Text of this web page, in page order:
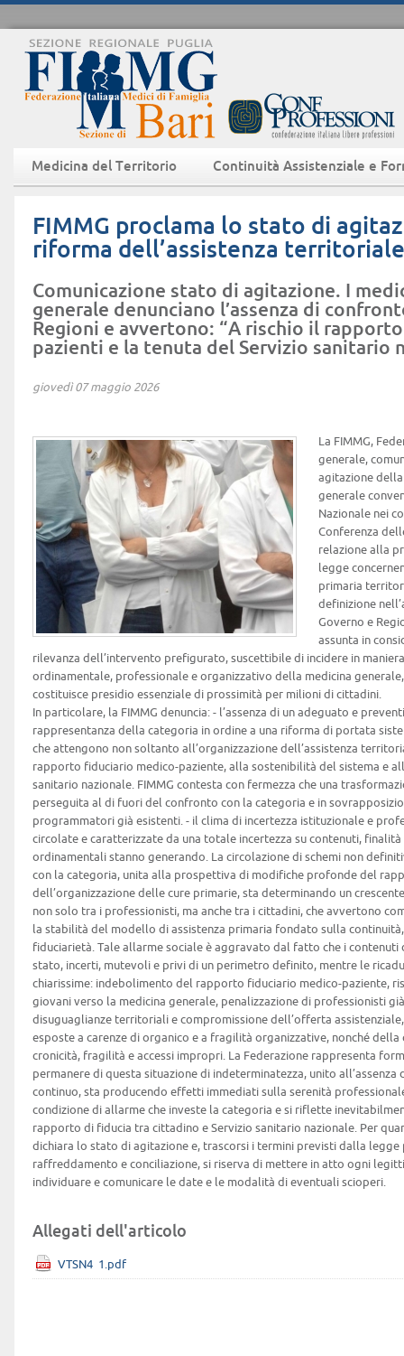
Medicina del Territorio Continuità Assistenziale e
FIMMG proclama lo stato di
riforma dell’assistenza territoriale
Comunicazione stato di agitazione. I
generale denunciano l’assenza di
Regioni e avvertono: “A rischio il
pazienti e la tenuta del Servizio sanitario
giovedì 07 maggio 2026
La FIMMG,
generale,
agitazione
generale
Nazionale nei
Conferenza
relazione alla
legge
primaria
definizione
Governo e
assunta in
rilevanza dell’intervento prefigurato, suscettibile di incidere in
ordinamentale, professionale e organizzativo della medicina
costituisce presidio essenziale di prossimità per milioni di cittadini.
In particolare, la FIMMG denuncia: - l’assenza di un adeguato e
rappresentanza della categoria in ordine a una riforma di portata
che attengono non soltanto all’organizzazione dell’assistenza
rapporto fiduciario medico-paziente, alla sostenibilità del sistema e
sanitario nazionale. FIMMG contesta con fermezza che una
perseguita al di fuori del confronto con la categoria e in
programmatori già esistenti. - il clima di incertezza istituzionale e
circolate e caratterizzate da una totale incertezza su contenuti,
ordinamentali stanno generando. La circolazione di schemi non
con la categoria, unita alla prospettiva di modifiche profonde del
dell’organizzazione delle cure primarie, sta determinando un
non solo tra i professionisti, ma anche tra i cittadini, che avvertono
la stabilità del modello di assistenza primaria fondato sulla
fiduciarietà. Tale allarme sociale è aggravato dal fatto che i
stato, incerti, mutevoli e privi di un perimetro definito, mentre le
chiarissime: indebolimento del rapporto fiduciario medico-paziente,
giovani verso la medicina generale, penalizzazione di professionisti
disuguaglianze territoriali e compromissione dell’offerta
esposte a carenze di organico e a fragilità organizzative, nonché
cronicità, fragilità e accessi impropri. La Federazione rappresenta
permanere di questa situazione di indeterminatezza, unito
continuo, sta producendo effetti immediati sulla serenità
condizione di allarme che investe la categoria e si riflette
rapporto di fiducia tra cittadino e Servizio sanitario nazionale. Per
dichiara lo stato di agitazione e, trascorsi i termini previsti dalla
raffreddamento e conciliazione, si riserva di mettere in atto ogni
individuare e comunicare le date e le modalità di eventuali scioperi.
Allegati dell'articolo
VTSN4_1.pdf